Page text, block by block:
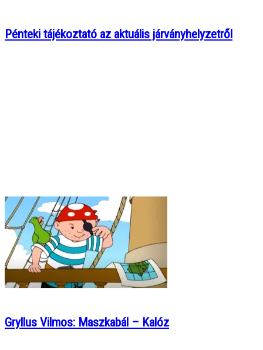
Pénteki tájékoztató az aktuális járványhelyzetről
Gryllus Vilmos: Maszkabál – Kalóz